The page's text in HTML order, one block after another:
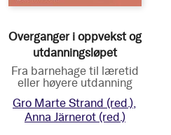
Overganger i oppvekst og
utdanningsløpet
Fra barnehage til læretid
eller høyere utdanning
Gro Marte Strand (red.)
Anna Järnerot (red.)